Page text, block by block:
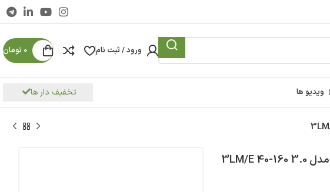
ورود / ثبت نام 0 تومان
ویدیو ها تخفیف دار ها
پمپ آب استيل 4 اسب سه فاز ابارا مدل 3LM/E 40-160 3.0